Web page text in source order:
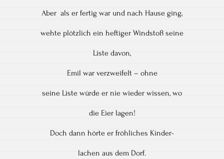
Aber als er fertig war und nach Hause ging,
wehte plötzlich ein heftiger Windstoß seine
Liste davon,
Emil war verzweifelt – ohne
seine Liste würde er nie wieder wissen, wo
die Eier lagen!
Doch dann hörte er fröhliches Kinder-
lachen aus dem Dorf.